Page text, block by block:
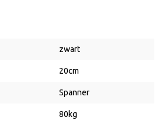
zwart
20cm
Spanner
80kg